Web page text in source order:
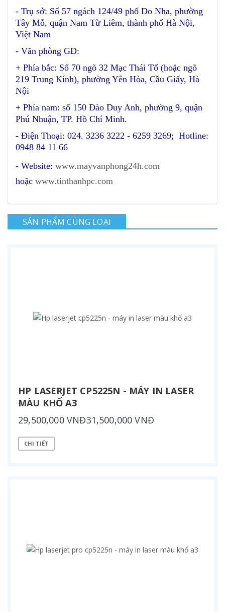
- Trụ sở: Số 57 ngách 124/49 phố Do Nha, phường
Tây Mỗ, quận Nam Từ Liêm, thành phố Hà Nội,
Việt Nam
- Văn phòng GD:
+ Phía bắc: Số 70 ngõ 32 Mạc Thái Tổ (hoặc ngõ
219 Trung Kính), phường Yên Hòa, Cầu Giấy, Hà
Nội
+ Phía nam: số 150 Đào Duy Anh, phường 9, quận
Phú Nhuận, TP. Hồ Chí Minh.
- Điện Thoại: 024. 3236 3222 - 6259 3269; Hotline:
0948 84 11 66
- Website: www.mayvanphong24h.com
hoặc www.tinthanhpc.com
SẢN PHẨM CÙNG LOẠI
HP LASERJET CP5225N - MÁY IN LASER
MÀU KHỔ A3
29,500,000 VNĐ31,500,000 VNĐ
CHI TIẾT